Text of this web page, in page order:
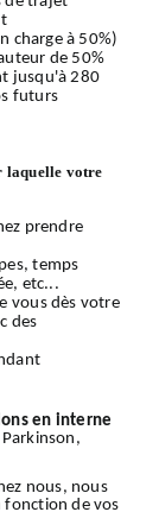
charge à 50%)
de 50%
jusqu'à 280
futurs
laquelle votre
prendre
temps
etc...
vous dès votre
des
en interne
nous, nous
fonction de vos